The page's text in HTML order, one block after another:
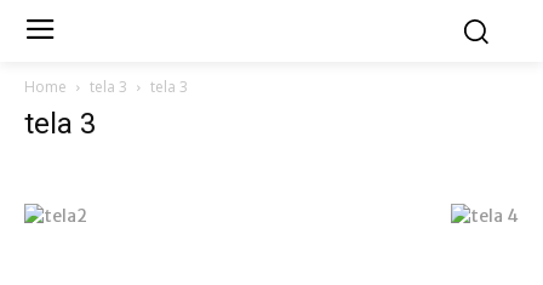
Home tela 3 tela 3
tela 3